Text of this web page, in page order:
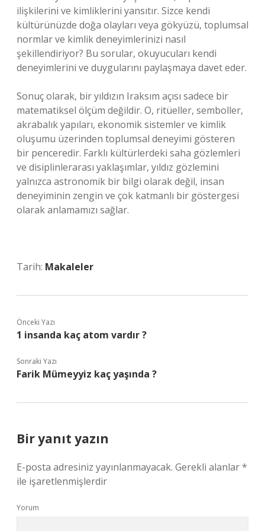
ilişkilerini ve kimliklerini yansıtır. Sizce kendi
kültürünüzde doğa olayları veya gökyüzü, toplumsal
normlar ve kimlik deneyimlerinizi nasıl
şekillendiriyor? Bu sorular, okuyucuları kendi
deneyimlerini ve duygularını paylaşmaya davet eder.
Sonuç olarak, bir yıldızın Iraksım açısı sadece bir
matematiksel ölçüm değildir. O, ritüeller, semboller,
akrabalık yapıları, ekonomik sistemler ve kimlik
oluşumu üzerinden toplumsal deneyimi gösteren
bir penceredir. Farklı kültürlerdeki saha gözlemleri
ve disiplinlerarası yaklaşımlar, yıldız gözlemini
yalnızca astronomik bir bilgi olarak değil, insan
deneyiminin zengin ve çok katmanlı bir göstergesi
olarak anlamamızı sağlar.
Tarih: Makaleler
Önceki Yazı
1 insanda kaç atom vardır ?
Sonraki Yazı
Farik Mümeyyiz kaç yaşında ?
Bir yanıt yazın
E-posta adresiniz yayınlanmayacak. Gerekli alanlar*
ile işaretlenmişlerdir
Yorum